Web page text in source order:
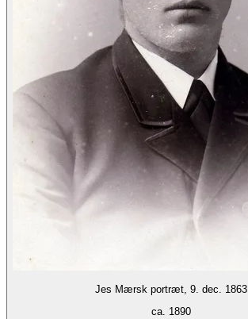
Jes Mærsk portræt, 9. dec. 1863
ca. 1890